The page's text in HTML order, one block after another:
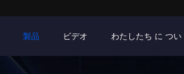
製品 ビデオ わたしたち に つい